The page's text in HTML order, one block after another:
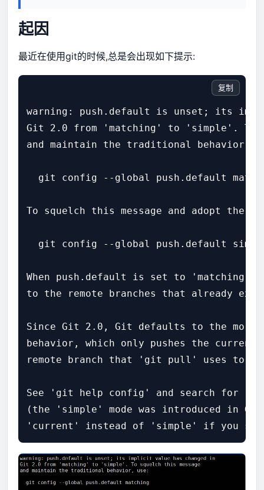
起因
最近在使用git的时候,总是会出现如下提示:
warning: push.default is unset; its
Git 2.0 from 'matching' to 'simple'. To
and maintain the traditional behavior,
git config --global push.default
To squelch this message and adopt the
git config --global push.default
When push.default is set to
to the remote branches that already
Since Git 2.0, Git defaults to the more
behavior, which only pushes the current
remote branch that 'git pull' uses to
See 'git help config' and search for
(the 'simple' mode was introduced in
复制